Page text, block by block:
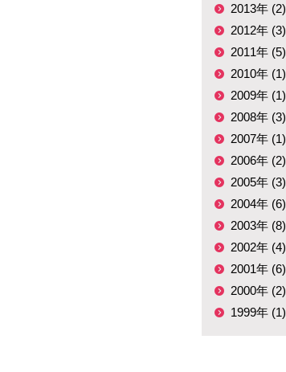
2013年 (2)
2012年 (3)
2011年 (5)
2010年 (1)
2009年 (1)
2008年 (3)
2007年 (1)
2006年 (2)
2005年 (3)
2004年 (6)
2003年 (8)
2002年 (4)
2001年 (6)
2000年 (2)
1999年 (1)